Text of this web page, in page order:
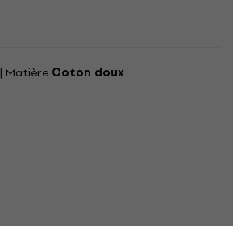
| Matière Coton doux